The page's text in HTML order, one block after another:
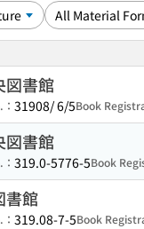
図書館
31908/ 6/5Book
図書館
319.0-5776-5Book
書館
319.08-7-5Book